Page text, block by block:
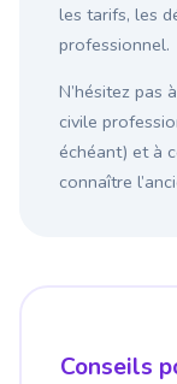
les tarifs, les
professionnel.
N’hésitez pas
civile
échéant) et à
connaître
Conseils